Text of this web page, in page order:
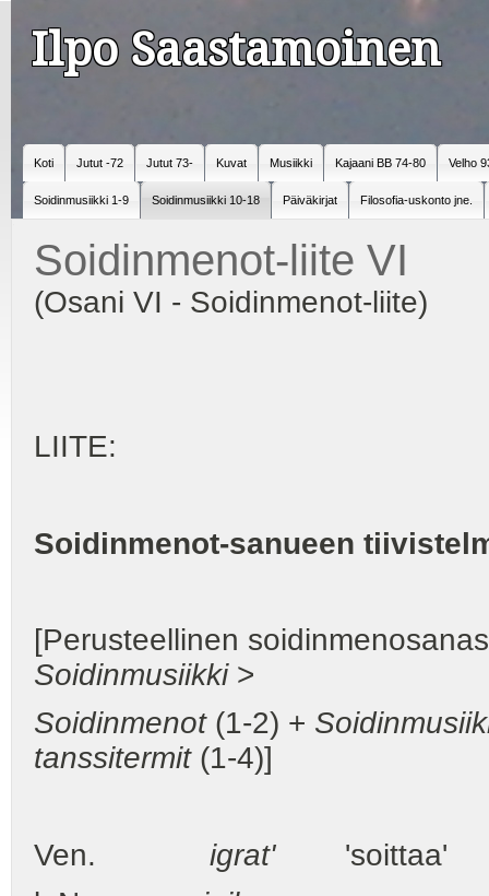
Ilpo Saastamoinen
Koti Jutut -72 Jutut 73- Kuvat Musiikki Kajaani BB 74-80 Velho
Soidinmusiikki 1-9 Soidinmusiikki 10-18 Päiväkirjat Filosofia-uskonto jne.
Soidinmenot-liite VI
(Osani VI - Soidinmenot-liite)
LIITE:
Soidinmenot-sanueen
[Perusteellinen
Soidinmusiikki>
Soidinmenot (1-2) +
tanssitermit (1-4)]
Ven. igrat''soittaa'